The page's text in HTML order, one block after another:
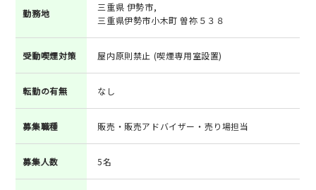
勤務地
三重県 伊勢市,
三重県伊勢市小木町 曽祢５３８
受動喫煙対策 屋内原則禁止 (喫煙専用室設置)
転勤の有無 なし
募集職種 販売・販売アドバイザー・売り場担当
募集人数 5名